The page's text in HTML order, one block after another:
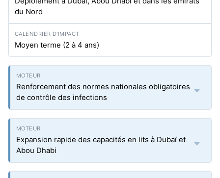
du Nord
Moyen terme (2 à 4 ans)
Renforcement des normes nationales obligatoires
de contrôle des infections
Expansion rapide des capacités en lits à Dubaï et
Abou Dhabi